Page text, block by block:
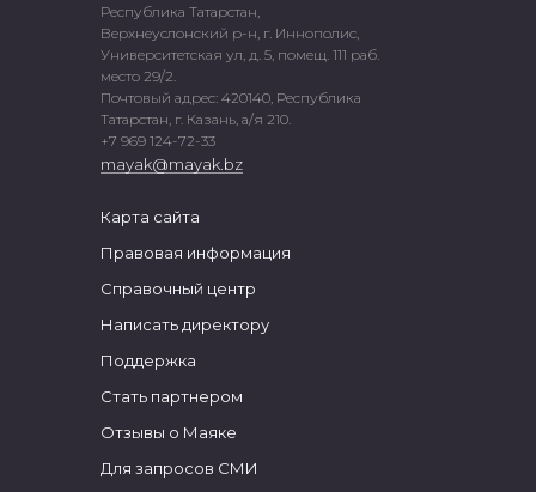
Республика Татарстан,
Верхнеуслонский р-н, г. Иннополис,
Университетская ул, д. 5, помещ. 111 раб.
место 29/2.
Почтовый адрес: 420140, Республика
Татарстан, г. Казань, а/я 210.
+7 969 124-72-33
mayak@mayak.bz
Карта сайта
Правовая информация
Справочный центр
Написать директору
Поддержка
Стать партнером
Отзывы о Маяке
Для запросов СМИ